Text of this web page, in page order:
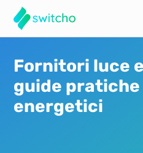
Fornitori luce
guide
energetici